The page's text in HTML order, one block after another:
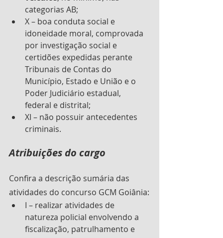
categorias AB;
X – boa conduta social e
idoneidade moral, comprovada
por investigação social e
certidões expedidas perante
Tribunais de Contas do
Município, Estado e União e o
Poder Judiciário estadual,
federal e distrital;
XI – não possuir antecedentes
criminais.
Atribuições do cargo
Confira a descrição sumária das
atividades do concurso GCM Goiânia:
I – realizar atividades de
natureza policial envolvendo a
fiscalização, patrulhamento e